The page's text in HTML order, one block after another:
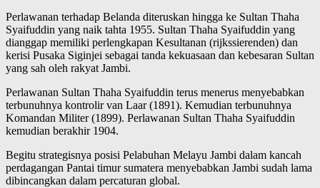
Perlawanan terhadap Belanda diteruskan hingga ke Sultan Thaha
Syaifuddin yang naik tahta 1955. Sultan Thaha Syaifuddin yang
dianggap memiliki perlengkapan Kesultanan (rijkssierenden) dan
kerisi Pusaka Siginjei sebagai tanda kekuasaan dan kebesaran Sultan
yang sah oleh rakyat Jambi.
Perlawanan Sultan Thaha Syaifuddin terus menerus menyebabkan
terbunuhnya kontrolir van Laar (1891). Kemudian terbunuhnya
Komandan Militer (1899). Perlawanan Sultan Thaha Syaifuddin
kemudian berakhir 1904.
Begitu strategisnya posisi Pelabuhan Melayu Jambi dalam kancah
perdagangan Pantai timur sumatera menyebabkan Jambi sudah lama
dibincangkan dalam percaturan global.